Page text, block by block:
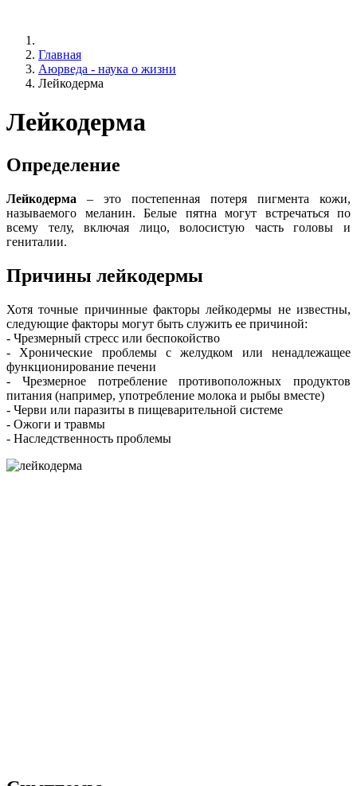
Главная
Аюрведа - наука о жизни
Лейкодерма
Лейкодерма
Определение
Лейкодерма – это постепенная потеря пигмента кожи,
называемого меланин. Белые пятна могут встречаться по
всему телу, включая лицо, волосистую часть головы и
гениталии.
Причины лейкодермы
Хотя точные причинные факторы лейкодермы не известны,
следующие факторы могут быть служить ее причиной:
- Чрезмерный стресс или беспокойство
- Хронические проблемы с желудком или ненадлежащее
функционирование печени
- Чрезмерное потребление противоположных продуктов
питания (например, употребление молока и рыбы вместе)
- Черви или паразиты в пищеварительной системе
- Ожоги и травмы
- Наследственность проблемы